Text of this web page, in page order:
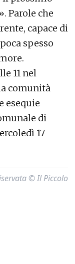
Parole che
capace di
spesso
11 nel
comunità
esequie
di
17
© Il Piccolo